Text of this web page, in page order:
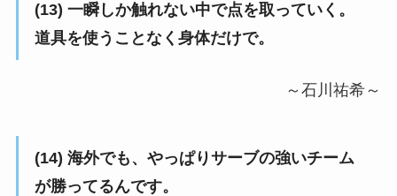
(13) 一瞬しか触れない中で点を取っていく。
道具を使うことなく身体だけで。
～石川祐希～
(14) 海外でも、やっぱりサーブの強いチーム
が勝ってるんです。